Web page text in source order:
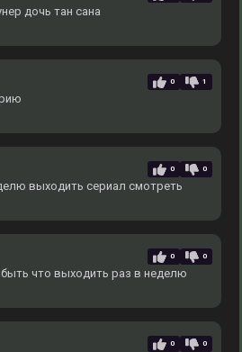
дочь тан сана
0 1
0 0
выходить сериал смотреть
0 0
что выходить раз в неделю
0 0